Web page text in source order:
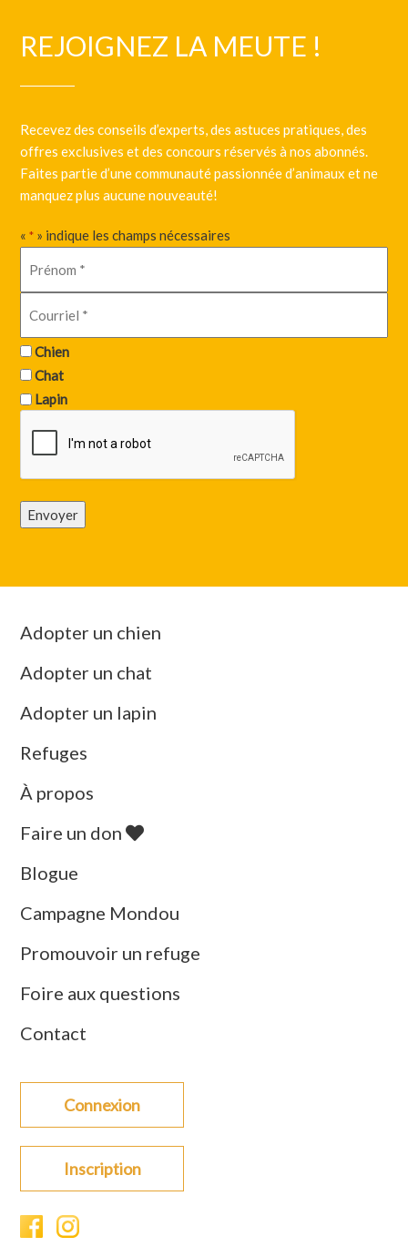
REJOIGNEZ LA MEUTE !
Recevez des conseils d’experts, des astuces pratiques, des
offres exclusives et des concours réservés à nos abonnés.
Faites partie d’une communauté passionnée d’animaux et ne
manquez plus aucune nouveauté!
«* » indique les champs nécessaires
Chien
Chat
Lapin
Envoyer
Adopter un chien
Adopter un chat
Adopter un lapin
Refuges
À propos
Faire un don
Blogue
Campagne Mondou
Promouvoir un refuge
Foire aux questions
Contact
Connexion
Inscription